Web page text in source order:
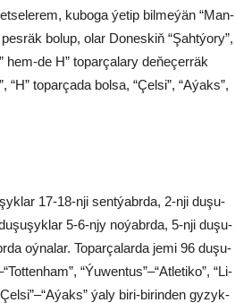
ku­bo­ga ýe­tip bil­me­ýän “Man­
bo­lup, olar Do­nes­kiň “Şaht­ýo­ry”,
hem-de H” to­par­ça­la­ry de­ňe­çer­räk
“H” to­par­ça­da bol­sa, “Çel­si”, “Aýaks”,
17-18-nji sent­ýabr­da, 2-nji du­şu­
5-6-njy no­ýabr­da, 5-nji du­şu­
oý­na­lar. To­par­ça­lar­da je­mi 96 du­şu­
“Ýu­wen­tus”–“At­le­ti­ko”, “Li­
ýa­ly bi­ri-bi­rin­den gy­zyk­